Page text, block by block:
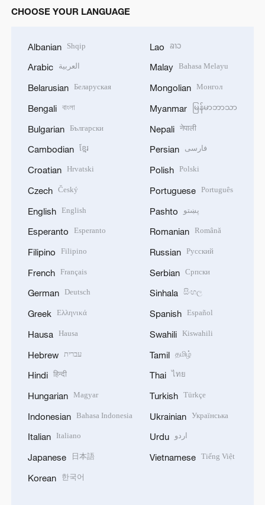
CHOOSE YOUR LANGUAGE
Albanian Shqip
Arabic العربية
Belarusian Беларуская
Bengali বাংলা
Bulgarian Български
Cambodian ខ្មែរ
Croatian Hrvatski
Czech Český
English English
Esperanto Esperanto
Filipino Filipino
French Français
German Deutsch
Greek Ελληνικά
Hausa Hausa
Hebrew עברית
Hindi हिन्दी
Hungarian Magyar
Indonesian Bahasa Indonesia
Italian Italiano
Japanese 日本語
Korean 한국어
Lao ລາວ
Malay Bahasa Melayu
Mongolian Монгол
Myanmar မြန်မာဘာသာ
Nepali नेपाली
Persian فارسی
Polish Polski
Portuguese Português
Pashto پښتو
Romanian Română
Russian Русский
Serbian Српски
Sinhala සිංහල
Spanish Español
Swahili Kiswahili
Tamil தமிழ்
Thai ไทย
Turkish Türkçe
Ukrainian Українська
Urdu اردو
Vietnamese Tiếng Việt